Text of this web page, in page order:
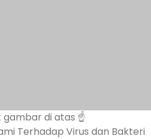
gambar di atas ☝️
Terhadap Virus dan Bakteri